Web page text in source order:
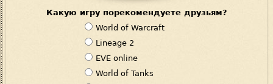
Какую игру порекомендуете друзьям?
В
а
р
и
World of Warcraft
Lineage 2
EVE online
World of Tanks